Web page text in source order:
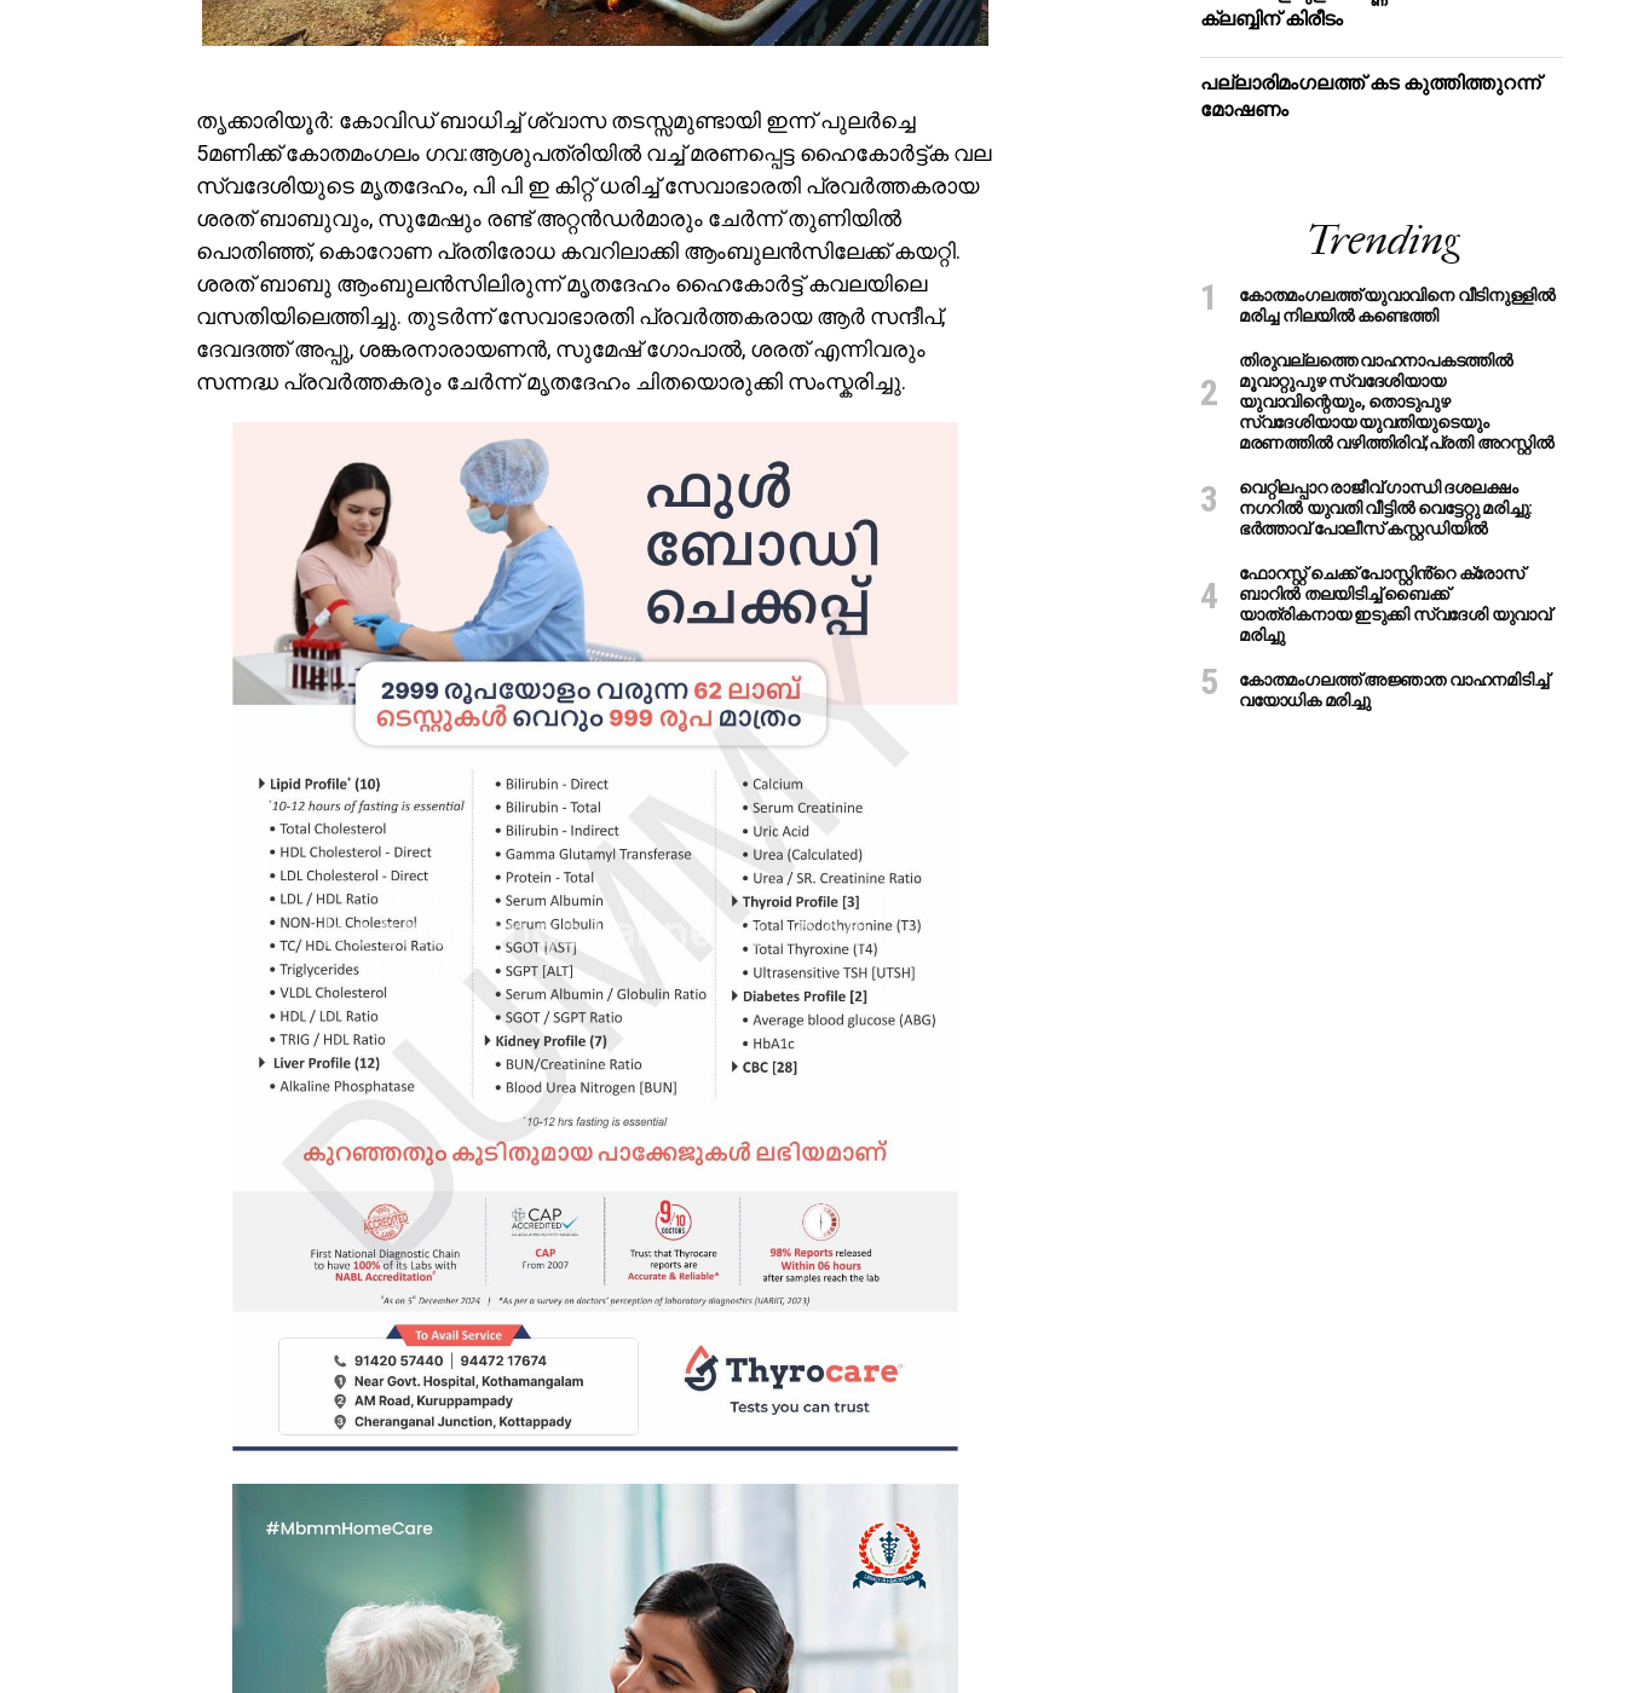
തൃക്കാരിയൂർ: കോവിഡ് ബാധിച്ച് ശ്വാസ തടസ്സമുണ്ടായി ഇന്ന് പുലർച്ചെ
5മണിക്ക് കോതമംഗലം ഗവ:ആശുപത്രിയിൽ വച്ച് മരണപ്പെട്ട ഹൈകോർട്ട്ക വല
സ്വദേശിയുടെ മൃതദേഹം, പി പി ഇ കിറ്റ് ധരിച്ച് സേവാഭാരതി പ്രവർത്തകരായ
ശരത് ബാബുവും, സുമേഷും രണ്ട് അറ്റൻഡർമാരും ചേർന്ന് തുണിയിൽ
പൊതിഞ്ഞ്, കൊറോണ പ്രതിരോധ കവറിലാക്കി ആംബുലൻസിലേക്ക് കയറ്റി.
ശരത് ബാബു ആംബുലൻസിലിരുന്ന് മൃതദേഹം ഹൈകോർട്ട് കവലയിലെ
വസതിയിലെത്തിച്ചു. തുടർന്ന് സേവാഭാരതി പ്രവർത്തകരായ ആർ സന്ദീപ്,
ദേവദത്ത് അപ്പു, ശങ്കരനാരായണൻ, സുമേഷ് ഗോപാൽ, ശരത് എന്നിവരും
സന്നദ്ധ പ്രവർത്തകരും ചേർന്ന് മൃതദേഹം ചിതയൊരുക്കി സംസ്കരിച്ചു.
ക്ലബ്ബിന് കിരീടം
പ​ല്ലാ​രി​മം​ഗ​ല​ത്ത് ക​ട കു​ത്തി​ത്തുറ​ന്ന്
മോ​ഷ​ണം
Trending
കോതമംഗലത്ത് യുവാവിനെ വീടിനുള്ളിൽ
മരിച്ച നിലയിൽ കണ്ടെത്തി
തിരുവല്ലത്തെ വാഹനാപകടത്തില്‍
മൂവാറ്റുപുഴ സ്വദേശിയായ
യുവാവിന്റെയും, തൊടുപുഴ
സ്വദേശിയായ യുവതിയുടെയും
മരണത്തില്‍ വഴിത്തിരിവ്;പ്രതി അറസ്റ്റില്‍
വെറ്റിലപ്പാറ രാജീവ് ഗാന്ധി ദശലക്ഷം
നഗറിൽ യുവതി വീട്ടിൽ വെട്ടേറ്റു മരിച്ചു:
ഭർത്താവ് പോലീസ് കസ്റ്റഡിയിൽ
ഫോറസ്റ്റ് ചെക്ക് പോസ്റ്റിൻ്റെ ക്രോസ്
ബാറില്‍ തലയിടിച്ച് ബൈക്ക്
യാത്രികനായ ഇടുക്കി സ്വദേശി യുവാവ്
മരിച്ചു
കോതമംഗലത്ത് അജ്ഞാത വാഹനമിടിച്ച്
വയോധിക മരിച്ചു